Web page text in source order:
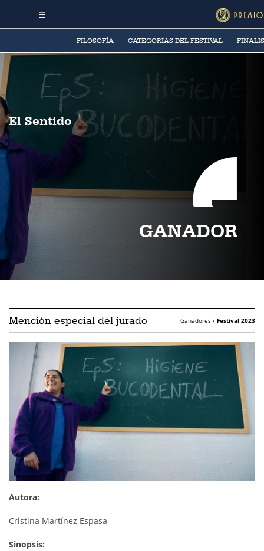
FILOSOFÍA CATEGORÍAS DEL FESTIVAL
El Sentido
GANADOR
Mención especial del jurado Ganadores / Festival 2023
Autora:
Cristina Martínez Espasa
Sinopsis: